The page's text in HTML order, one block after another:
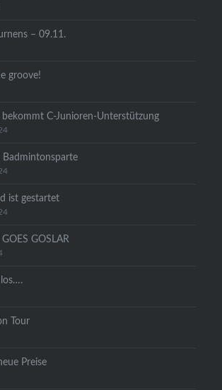
– 09.11.
groove!
C-Junioren-Unterstützung
Badmintonsparte
ist gestartet
GOSLAR
los….
Tour
Preise